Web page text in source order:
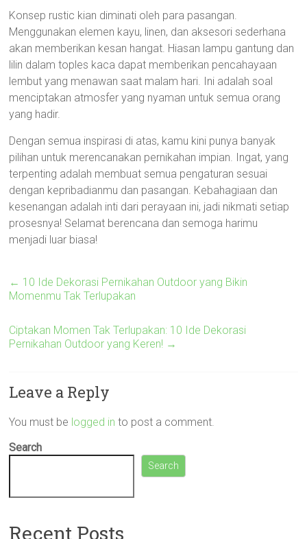
Konsep rustic kian diminati oleh para pasangan.
Menggunakan elemen kayu, linen, dan aksesori sederhana
akan memberikan kesan hangat. Hiasan lampu gantung dan
lilin dalam toples kaca dapat memberikan pencahayaan
lembut yang menawan saat malam hari. Ini adalah soal
menciptakan atmosfer yang nyaman untuk semua orang
yang hadir.
Dengan semua inspirasi di atas, kamu kini punya banyak
pilihan untuk merencanakan pernikahan impian. Ingat, yang
terpenting adalah membuat semua pengaturan sesuai
dengan kepribadianmu dan pasangan. Kebahagiaan dan
kesenangan adalah inti dari perayaan ini, jadi nikmati setiap
prosesnya! Selamat berencana dan semoga harimu
menjadi luar biasa!
← 10 Ide Dekorasi Pernikahan Outdoor yang Bikin
Momenmu Tak Terlupakan
Ciptakan Momen Tak Terlupakan: 10 Ide Dekorasi
Pernikahan Outdoor yang Keren! →
Leave a Reply
You must be logged in to post a comment.
Search
Search
Recent Posts